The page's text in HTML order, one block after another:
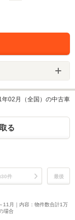
02月（全国）の中古車
る
30件 最後
11月｜内容：物件数合計1万
場合